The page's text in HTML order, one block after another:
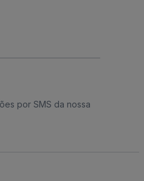
por SMS da nossa